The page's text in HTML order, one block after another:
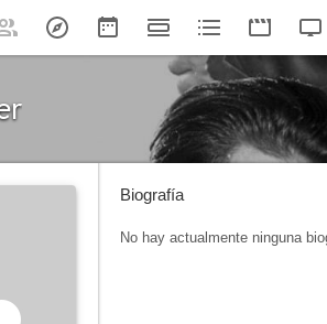
Biografía
No hay actualmente ninguna